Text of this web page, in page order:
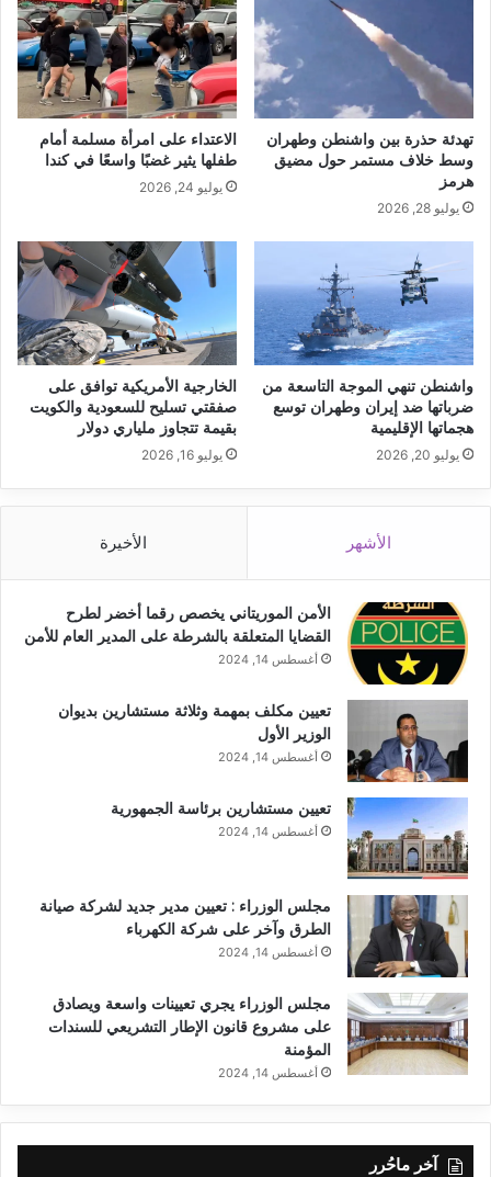
تهدئة حذرة بين واشنطن وطهران
وسط خلاف مستمر حول مضيق
هرمز
يوليو 28, 2026
الاعتداء على امرأة مسلمة أمام
طفلها يثير غضبًا واسعًا في كندا
يوليو 24, 2026
واشنطن تنهي الموجة التاسعة من
ضرباتها ضد إيران وطهران توسع
هجماتها الإقليمية
يوليو 20, 2026
الخارجية الأمريكية توافق على
صفقتي تسليح للسعودية والكويت
بقيمة تتجاوز ملياري دولار
يوليو 16, 2026
الأشهر الأخيرة
الأمن الموريتاني يخصص رقما أخضر لطرح
القضايا المتعلقة بالشرطة على المدير العام للأمن
أغسطس 14, 2024
تعيين مكلف بمهمة وثلاثة مستشارين بديوان
الوزير الأول
أغسطس 14, 2024
تعيين مستشارين برئاسة الجمهورية
أغسطس 14, 2024
مجلس الوزراء : تعيين مدير جديد لشركة صيانة
الطرق وآخر على شركة الكهرباء
أغسطس 14, 2024
مجلس الوزراء يجري تعيينات واسعة ويصادق
على مشروع قانون الإطار التشريعي للسندات
المؤمنة
أغسطس 14, 2024
آخر ماحُرر